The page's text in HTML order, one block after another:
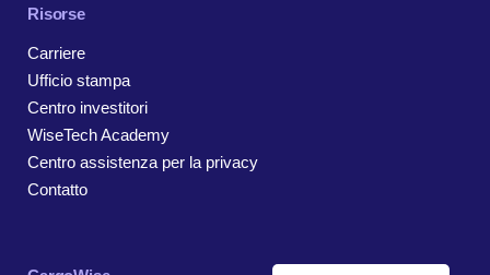
Risorse
Carriere
Ufficio stampa
Centro investitori
WiseTech Academy
Centro assistenza per la privacy
Contatto